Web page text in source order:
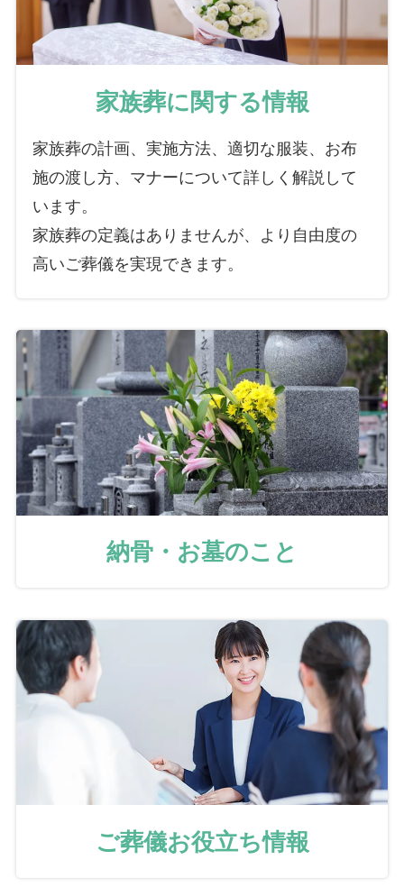
家族葬に関する情報
家族葬の計画、実施方法、適切な服装、お布
施の渡し方、マナーについて詳しく解説して
います。
家族葬の定義はありませんが、より自由度の
高いご葬儀を実現できます。
納骨・お墓のこと
ご葬儀お役立ち情報